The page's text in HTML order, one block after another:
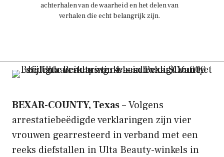
achterhalen van de waarheid en het delen van
verhalen die echt belangrijk zijn.
BEXAR-COUNTY, Texas– Volgens
arrestatiebeëdigde verklaringen zijn vier
vrouwen gearresteerd in verband met een
reeks diefstallen in Ulta Beauty-winkels in